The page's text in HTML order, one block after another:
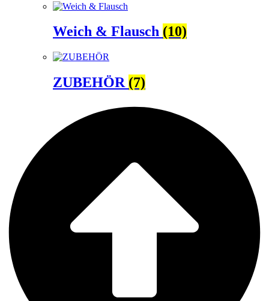
Weich & Flausch (10)
ZUBEHÖR (7)